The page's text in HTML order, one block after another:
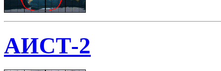
АИСТ-2